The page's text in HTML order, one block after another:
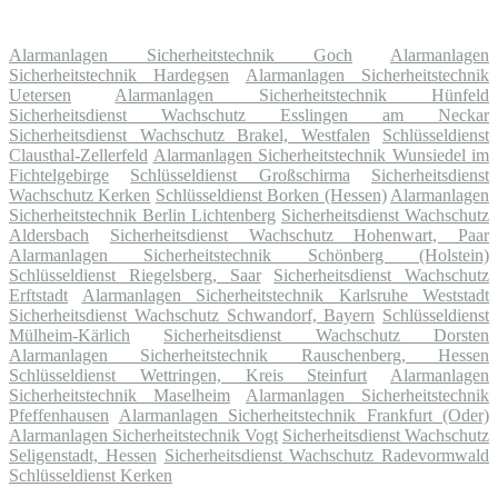
Alarmanlagen Sicherheitstechnik Goch
Alarmanlagen
Sicherheitstechnik Hardegsen
Alarmanlagen Sicherheitstechnik
Uetersen
Alarmanlagen Sicherheitstechnik Hünfeld
Sicherheitsdienst Wachschutz Esslingen am Neckar
Sicherheitsdienst Wachschutz Brakel, Westfalen
Schlüsseldienst
Clausthal-Zellerfeld Alarmanlagen Sicherheitstechnik Wunsiedel im
Fichtelgebirge
Schlüsseldienst Großschirma
Sicherheitsdienst
Wachschutz Kerken Schlüsseldienst Borken (Hessen) Alarmanlagen
Sicherheitstechnik Berlin Lichtenberg Sicherheitsdienst Wachschutz
Aldersbach
Sicherheitsdienst Wachschutz Hohenwart, Paar
Alarmanlagen Sicherheitstechnik Schönberg (Holstein)
Schlüsseldienst Riegelsberg, Saar
Sicherheitsdienst Wachschutz
Erftstadt
Alarmanlagen Sicherheitstechnik Karlsruhe Weststadt
Sicherheitsdienst Wachschutz Schwandorf, Bayern Schlüsseldienst
Mülheim-Kärlich
Sicherheitsdienst Wachschutz Dorsten
Alarmanlagen Sicherheitstechnik Rauschenberg, Hessen
Schlüsseldienst Wettringen, Kreis Steinfurt
Alarmanlagen
Sicherheitstechnik Maselheim
Alarmanlagen Sicherheitstechnik
Pfeffenhausen
Alarmanlagen Sicherheitstechnik Frankfurt (Oder)
Alarmanlagen Sicherheitstechnik Vogt Sicherheitsdienst Wachschutz
Seligenstadt, Hessen Sicherheitsdienst Wachschutz Radevormwald
Schlüsseldienst Kerken